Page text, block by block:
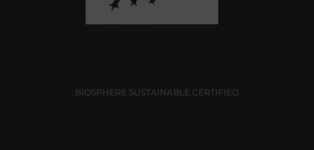
BIOSPHERE SUSTAINABLE CERTIFIED